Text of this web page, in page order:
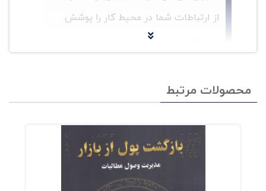
از ارتباطات شما در محیط کار را پوشش
را برای دریافت آن آماده کنید.
اسنان ها شغله های زیادی دارند بنابراین باید
منظورتان را سریع برسانید.
محصولات مرتبط